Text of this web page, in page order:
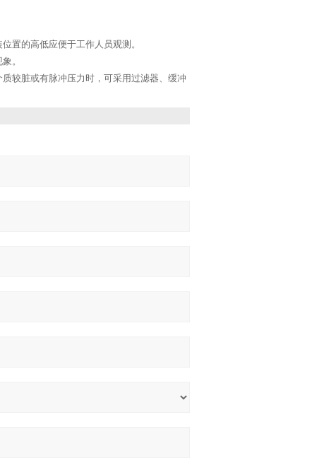
置的高低应便于工作人员观测。
。
较脏或有脉冲压力时，可采用过滤器、缓冲